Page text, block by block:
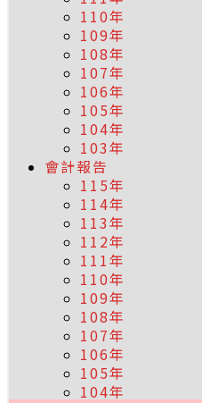
110年
109年
108年
107年
106年
105年
104年
103年
會計報告
115年
114年
113年
112年
111年
110年
109年
108年
107年
106年
105年
104年